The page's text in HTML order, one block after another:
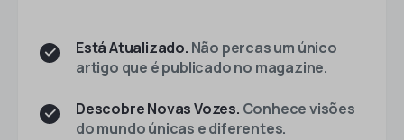
Está Atualizado. Não percas um único
artigo que é publicado no magazine.
Descobre Novas Vozes. Conhece visões
do mundo únicas e diferentes.